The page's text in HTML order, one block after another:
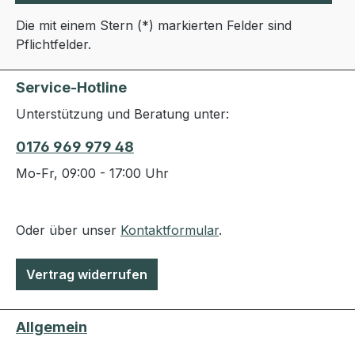
Die mit einem Stern (*) markierten Felder sind
Pflichtfelder.
Service-Hotline
Unterstützung und Beratung unter:
0176 969 979 48
Mo-Fr, 09:00 - 17:00 Uhr
Oder über unser Kontaktformular.
Vertrag widerrufen
Allgemein